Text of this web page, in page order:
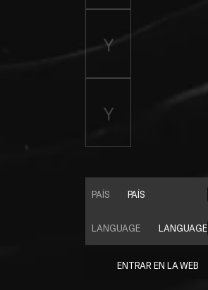
PAÍS
PAÍS
LANGUAGE
LANGUAGE
ENTRAR EN LA WEB